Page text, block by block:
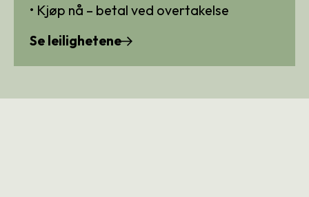
• Kjøp nå – betal ved overtakelse
Se leilighetene